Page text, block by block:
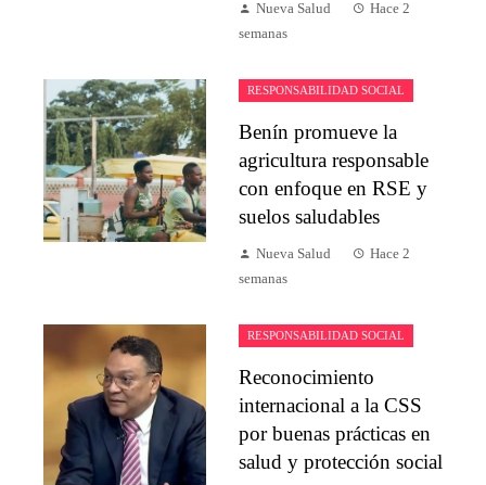
Nueva Salud
Hace 2
semanas
RESPONSABILIDAD SOCIAL
Benín promueve la
agricultura responsable
con enfoque en RSE y
suelos saludables
Nueva Salud
Hace 2
semanas
RESPONSABILIDAD SOCIAL
Reconocimiento
internacional a la CSS
por buenas prácticas en
salud y protección social